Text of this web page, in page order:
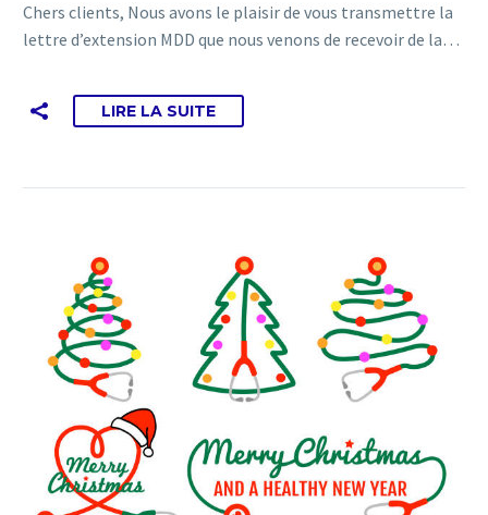
Chers clients, Nous avons le plaisir de vous transmettre la
lettre d’extension MDD que nous venons de recevoir de la…
LIRE LA SUITE